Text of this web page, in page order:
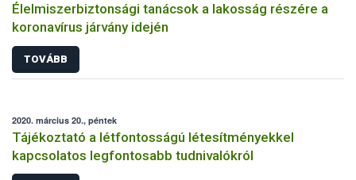
Élelmiszerbiztonsági tanácsok a lakosság részére a
koronavírus járvány idején
TOVÁBB
2020. március 20., péntek
Tájékoztató a létfontosságú létesítményekkel
kapcsolatos legfontosabb tudnivalókról